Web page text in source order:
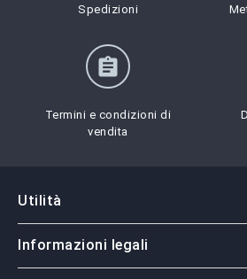
Spedizioni
assignment
Termini e condizioni di
vendita
Utilità
Informazioni legali